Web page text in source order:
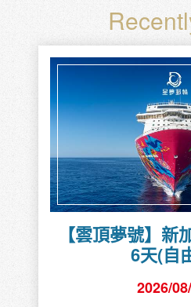
【雲頂夢號】新
6天(自
2026/